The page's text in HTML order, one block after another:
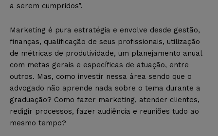
a serem cumpridos”.
Marketing é pura estratégia e envolve desde gestão,
finanças, qualificação de seus profissionais, utilização
de métricas de produtividade, um planejamento anual
com metas gerais e específicas de atuação, entre
outros. Mas, como investir nessa área sendo que o
advogado não aprende nada sobre o tema durante a
graduação? Como fazer marketing, atender clientes,
redigir processos, fazer audiência e reuniões tudo ao
mesmo tempo?